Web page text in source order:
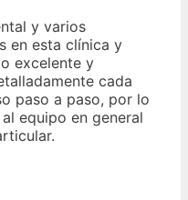
y varios
en esta clínica y
excelente y
cada
paso a paso, por lo
equipo en general